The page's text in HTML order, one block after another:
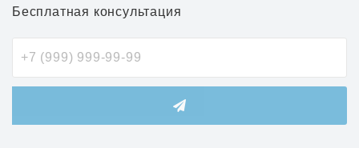
Бесплатная консультация